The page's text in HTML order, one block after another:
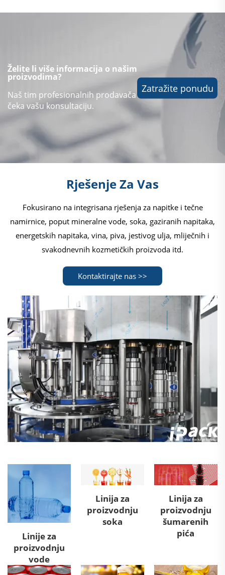
Želite li više informacija o našim
proizvodima?
Naš tim profesionalnih prodavača
čeka vašu konsultaciju.
Zatražite ponudu
Rješenje Za Vas
Fokusirano na integrisana rješenja za napitke i tečne
namirnice, poput mineralne vode, soka, gaziranih napitaka,
energetskih napitaka, vina, piva, jestivog ulja, mliječnih i
svakodnevnih kozmetičkih proizvoda itd.
Kontaktirajte nas >>
Linije za
proizvodnju
vode
Linija za
proizvodnju
soka
Linija za
proizvodnju
šumarenih
pića